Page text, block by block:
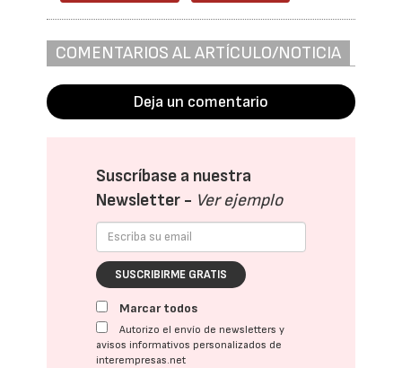
COMENTARIOS AL ARTÍCULO/NOTICIA
Deja un comentario
Suscríbase a nuestra
Newsletter - Ver ejemplo
SUSCRIBIRME GRATIS
Marcar todos
Autorizo el envío de newsletters y
avisos informativos personalizados de
interempresas.net